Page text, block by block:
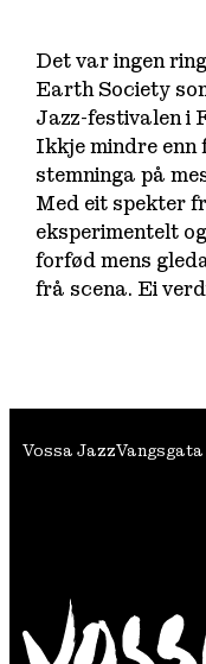
Det var ingen
Earth Society
Jazz-festivalen i
Ikkje mindre
stemninga på
Med eit spekter
eksperimentelt
forfød mens
frå scena. Ei
Vossa JazzVangsgata